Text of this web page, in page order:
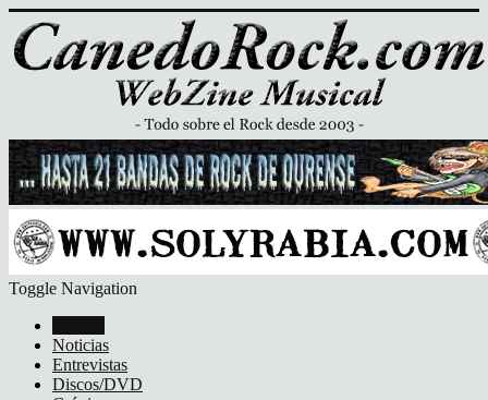
Toggle Navigation
Noticias
Entrevistas
Discos/DVD